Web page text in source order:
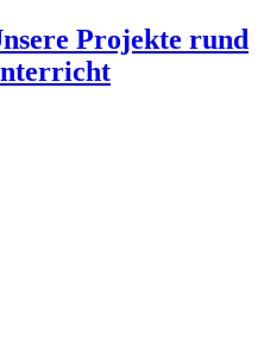
Projekte rund